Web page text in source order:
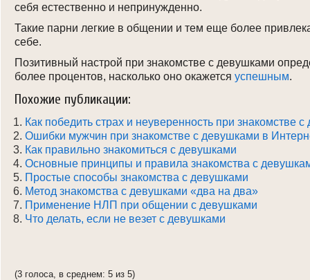
себя естественно и непринужденно.
Такие парни легкие в общении и тем еще более
себе.
Позитивный настрой при знакомстве с девушками
более процентов, насколько оно окажется успешным.
Похожие публикации:
Как победить страх и неуверенность при знакомстве
Ошибки мужчин при знакомстве с девушками в
Как правильно знакомиться с девушками
Основные принципы и правила знакомства с
Простые способы знакомства с девушками
Метод знакомства с девушками «два на два»
Применение НЛП при общении с девушками
Что делать, если не везет с девушками
(3 голоса, в среднем: 5 из 5)